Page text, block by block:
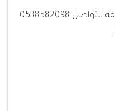
0538582098